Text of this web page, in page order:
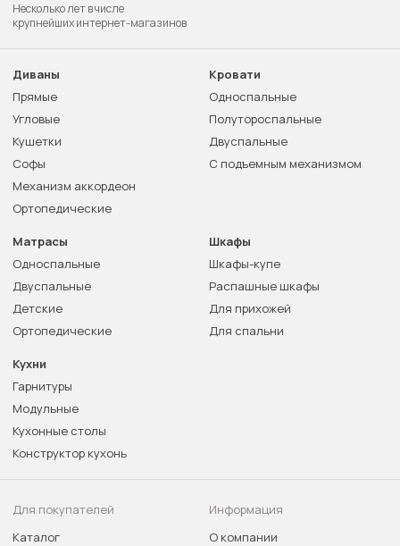
Несколько лет в числе
крупнейших интернет-магазинов
Диваны
Прямые
Угловые
Кушетки
Софы
Механизм аккордеон
Ортопедические
Кровати
Односпальные
Полутороспальные
Двуспальные
С подъемным механизмом
Матрасы
Односпальные
Двуспальные
Детские
Ортопедические
Шкафы
Шкафы-купе
Распашные шкафы
Для прихожей
Для спальни
Кухни
Гарнитуры
Модульные
Кухонные столы
Конструктор кухонь
Для покупателей
Каталог
Информация
О компании